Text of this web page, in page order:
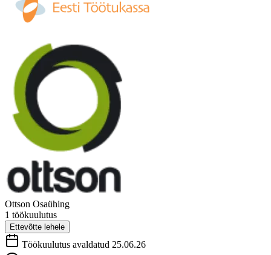
Ottson Osaühing
1 töökuulutus
Ettevõtte lehele
Töökuulutus avaldatud 25.06.26